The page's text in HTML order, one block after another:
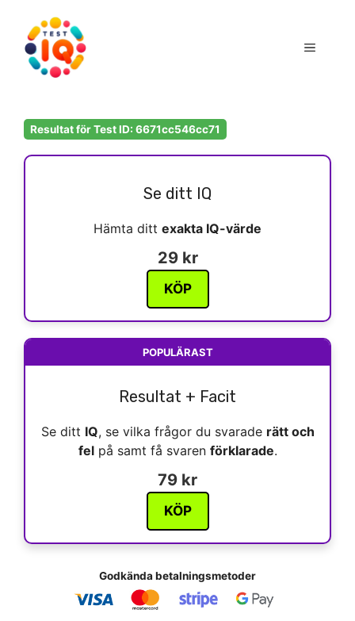
innehåll
Meny
Resultat för Test ID: 6671cc546cc71
Se ditt IQ
Hämta ditt exakta IQ-värde
29 kr
KÖP
POPULÄRAST
Resultat + Facit
Se ditt IQ, se vilka frågor du svarade rätt och
felpå samt få svaren förklarade.
79 kr
KÖP
Godkända betalningsmetoder